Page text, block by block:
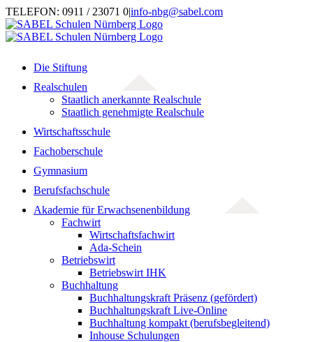
Zum
Inhalt
springen
TELEFON: 0911 / 23071 0|info-nbg@sabel.com
Die Stiftung
Realschulen
Staatlich anerkannte Realschule
Staatlich genehmigte Realschule
Wirtschaftsschule
Fachoberschule
Gymnasium
Berufsfachschule
Akademie für Erwachsenenbildung
Fachwirt
Wirtschaftsfachwirt
Ada-Schein
Betriebswirt
Betriebswirt IHK
Buchhaltung
Buchhaltungskraft Präsenz (gefördert)
Buchhaltungskraft Live-Online
Buchhaltung kompakt (berufsbegleitend)
Inhouse Schulungen